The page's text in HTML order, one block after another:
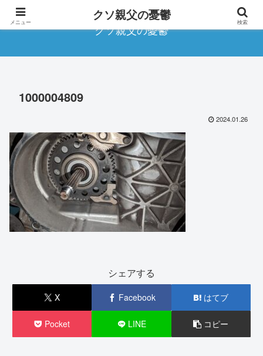
クソ親父の憂鬱
1000004809
2024.01.26
シェアする
X Facebook はてブ
Pocket LINE コピー
メニュー クソ親父の憂鬱 検索